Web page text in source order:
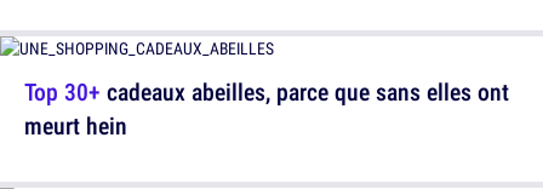
Top 30+ cadeaux abeilles, parce que sans elles ont
meurt hein